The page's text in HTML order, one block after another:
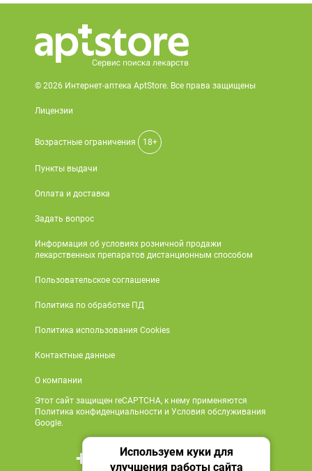
© 2026 Интернет-аптека AptStore. Все права защищены
Лицензии
Возрастные ограничения 18+
Пункты выдачи
Оплата и доставка
Задать вопрос
Информация об условиях розничной продажи
лекарственных препаратов дистанционным способом
Пользовательское соглашение
Политика по обработке ПД
Политика использования Cookies
Контактные данные
О компании
Этот сайт защищен reCAPTCHA, к нему применяются
Политика конфиденциальности и Условия обслуживания
Google.
+7 495 419 18 18
Используем куки для
улучшения работы сайта